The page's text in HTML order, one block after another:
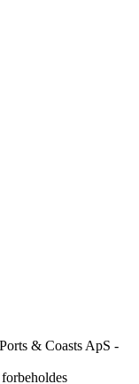
& Coasts ApS -